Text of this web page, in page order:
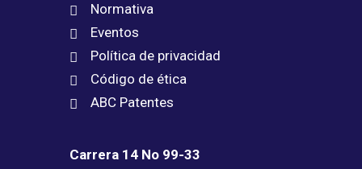
Normativa
Eventos
Política de privacidad
Código de ética
ABC Patentes
Carrera 14 No 99-33